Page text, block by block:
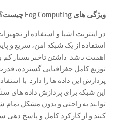
ویژگی های Fog Computing چیست؟
استفاده از یک شبکه امن، سریع و
اهمیت باشد. داشتن تاخیر بسیار
توزیع کامل جغرافیایی گسترده،
پردازش این داده ها را دارد. با
این شبکه برای پردازش داده های
توانند به راحتی و بدون مشکل
کنند و از کارکرد کامل و پاسخ دهی